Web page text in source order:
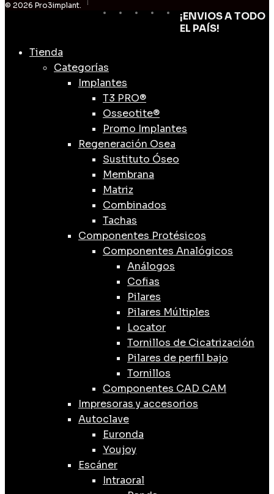
© 2026 Pro3implant.
facebooklinkedinyoutubeinstagram
email
Close
Menu
¡ENVIOS A TODO
EL PAÍS!
Tienda
Categorías
Implantes
T3 PRO®
Osseotite®
Promo Implantes
Regeneración Osea
Sustituto Óseo
Membrana
Matriz
Combinados
Tachas
Componentes Protésicos
Componentes Analógicos
Análogos
Cofias
Pilares
Pilares Múltiples
Locator
Tornillos de Cicatrización
Pilares de perfil bajo
Tornillos
Componentes CAD CAM
Impresoras y accesorios
Autoclave
Euronda
Youjoy
Escáner
Intraoral